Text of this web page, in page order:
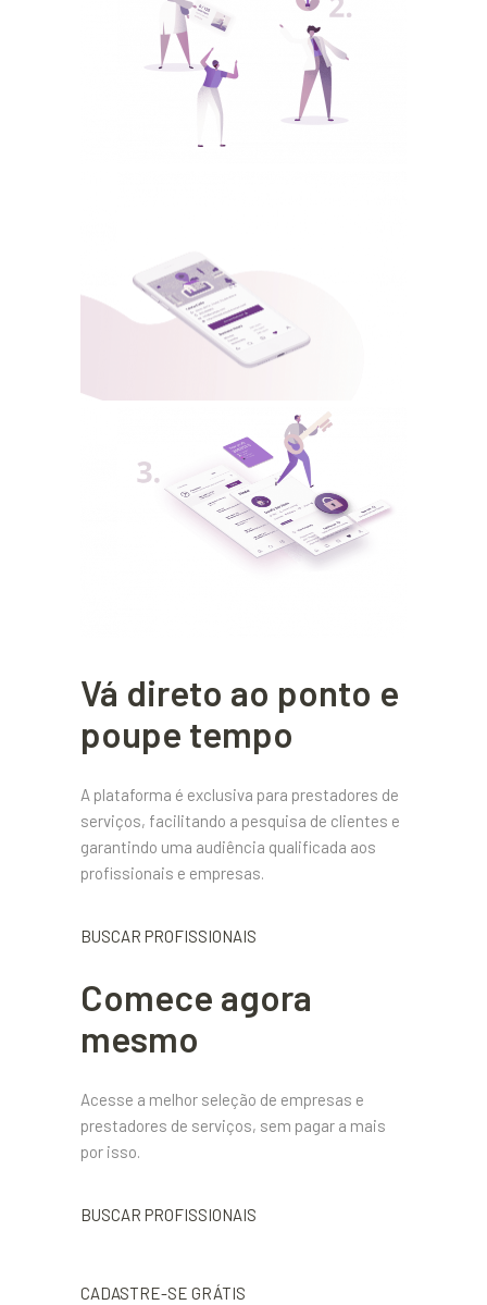
Vá direto ao ponto e
poupe tempo
A plataforma é exclusiva para prestadores de
serviços, facilitando a pesquisa de clientes e
garantindo uma audiência qualificada aos
profissionais e empresas.
BUSCAR PROFISSIONAIS
Comece agora
mesmo
Acesse a melhor seleção de empresas e
prestadores de serviços, sem pagar a mais
por isso.
BUSCAR PROFISSIONAIS
CADASTRE-SE GRÁTIS